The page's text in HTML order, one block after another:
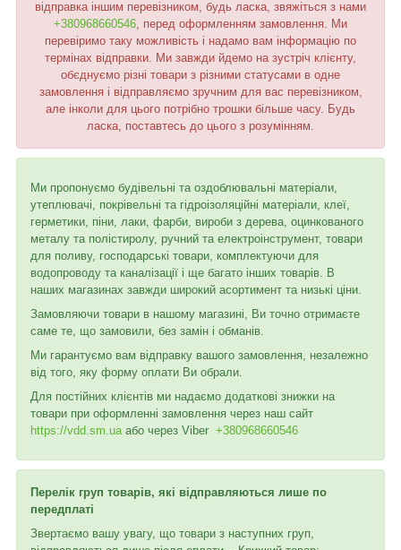
відправка іншим перевізником, будь ласка, звяжіться з нами
+380968660546 , перед оформленням замовлення. Ми
перевіримо таку можливість і надамо вам інформацію по
термінах відправки. Ми завжди йдемо на зустріч клієнту,
обєднуємо різні товари з різними статусами в одне
замовлення і відправляємо зручним для вас перевізником,
але інколи для цього потрібно трошки більше часу. Будь
ласка, поставтесь до цього з розумінням.
Ми пропонуємо будівельні та оздоблювальні матеріали,
утеплювачі, покрівельні та гідроізоляційні матеріали, клеї,
герметики, піни, лаки, фарби, вироби з дерева, оцинкованого
металу та полістиролу, ручний та електроінструмент, товари
для поливу, господарські товари, комплектуючи для
водопроводу та каналізації і ще багато інших товарів. В
наших магазинах завжди широкий асортимент та низькі ціни.
Замовляючи товари в нашому магазині, Ви точно отримаєте
саме те, що замовили, без замін і обманів.
Ми гарантуємо вам відправку вашого замовлення, незалежно
від того, яку форму оплати Ви обрали.
Для постійних клієнтів ми надаємо додаткові знижки на
товари при оформленні замовлення через наш сайт
https://vdd.sm.ua або через Viber +380968660546
Перелік груп товарів, які відправляються лише по
передплаті
Звертаємо вашу увагу, що товари з наступних груп,